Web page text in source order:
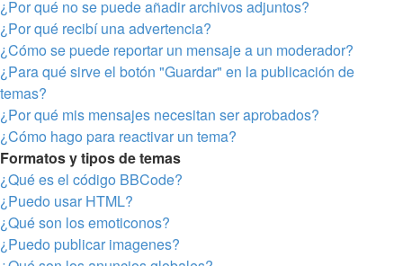
¿Por qué no se puede añadir archivos adjuntos?
¿Por qué recibí una advertencia?
¿Cómo se puede reportar un mensaje a un moderador?
¿Para qué sirve el botón "Guardar" en la publicación de
temas?
¿Por qué mis mensajes necesitan ser aprobados?
¿Cómo hago para reactivar un tema?
Formatos y tipos de temas
¿Qué es el código BBCode?
¿Puedo usar HTML?
¿Qué son los emoticonos?
¿Puedo publicar imagenes?